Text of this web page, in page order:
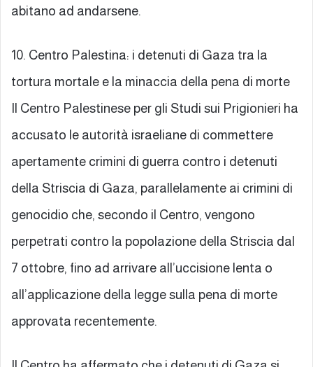
abitano ad andarsene.
10. Centro Palestina: i detenuti di Gaza tra la
tortura mortale e la minaccia della pena di morte
Il Centro Palestinese per gli Studi sui Prigionieri ha
accusato le autorità israeliane di commettere
apertamente crimini di guerra contro i detenuti
della Striscia di Gaza, parallelamente ai crimini di
genocidio che, secondo il Centro, vengono
perpetrati contro la popolazione della Striscia dal
7 ottobre, fino ad arrivare all’uccisione lenta o
all’applicazione della legge sulla pena di morte
approvata recentemente.